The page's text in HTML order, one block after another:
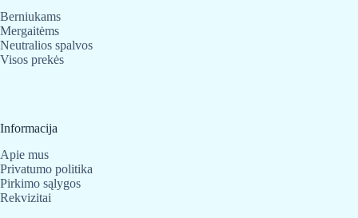
Berniukams
Mergaitėms
Neutralios spalvos
Visos prekės
Informacija
Apie mus
Privatumo politika
Pirkimo sąlygos
Rekvizitai